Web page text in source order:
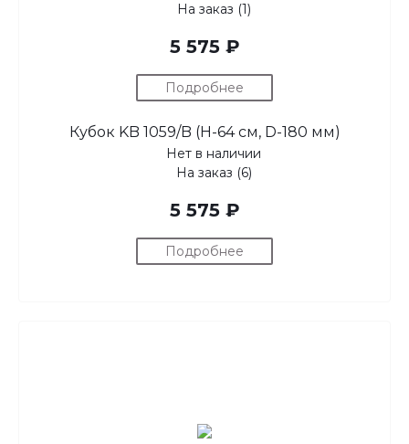
На заказ (1)
5 575 ₽
Подробнее
Кубок KB 1059/B (H-64 см, D-180 мм)
Нет в наличии
На заказ (6)
5 575 ₽
Подробнее